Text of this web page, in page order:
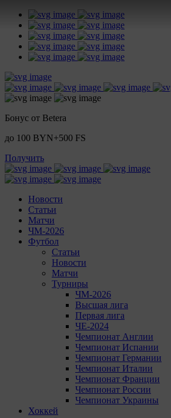
Бонус от Betera
до 100 BYN+500 FS
Получить
Новости
Статьи
Матчи
ЧМ-2026
Футбол
Статьи
Новости
Матчи
Турниры
ЧМ-2026
Высшая лига
Первая лига
ЧЕ-2024
Чемпионат Англии
Чемпионат Испании
Чемпионат Германии
Чемпионат Италии
Чемпионат Франции
Чемпионат России
Чемпионат Украины
Хоккей